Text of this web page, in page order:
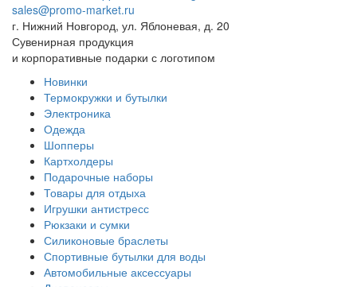
sales@promo-market.ru
г. Нижний Новгород, ул. Яблоневая, д. 20
Сувенирная продукция
и корпоративные подарки с логотипом
Новинки
Термокружки и бутылки
Электроника
Одежда
Шопперы
Картхолдеры
Подарочные наборы
Товары для отдыха
Игрушки антистресс
Рюкзаки и сумки
Силиконовые браслеты
Спортивные бутылки для воды
Автомобильные аксессуары